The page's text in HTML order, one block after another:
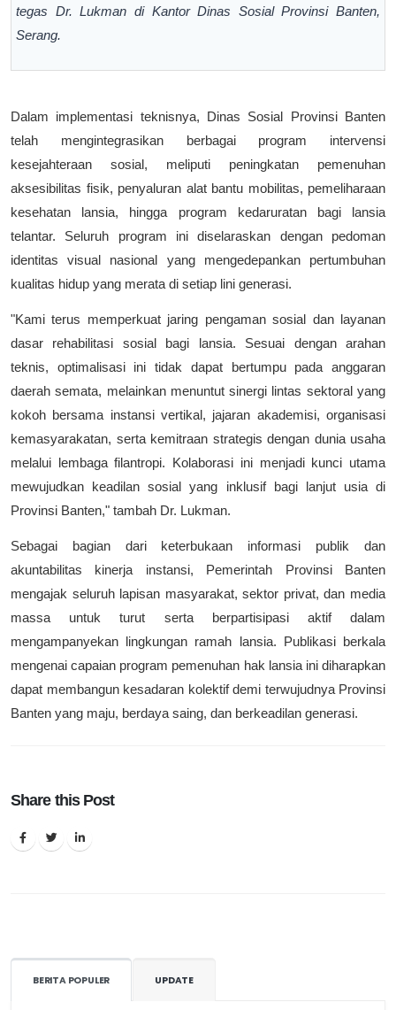
tegas Dr. Lukman di Kantor Dinas Sosial Provinsi Banten,
Serang.
Dalam implementasi teknisnya, Dinas Sosial Provinsi Banten
telah mengintegrasikan berbagai program intervensi
kesejahteraan sosial, meliputi peningkatan pemenuhan
aksesibilitas fisik, penyaluran alat bantu mobilitas, pemeliharaan
kesehatan lansia, hingga program kedaruratan bagi lansia
telantar. Seluruh program ini diselaraskan dengan pedoman
identitas visual nasional yang mengedepankan pertumbuhan
kualitas hidup yang merata di setiap lini generasi.
"Kami terus memperkuat jaring pengaman sosial dan layanan
dasar rehabilitasi sosial bagi lansia. Sesuai dengan arahan
teknis, optimalisasi ini tidak dapat bertumpu pada anggaran
daerah semata, melainkan menuntut sinergi lintas sektoral yang
kokoh bersama instansi vertikal, jajaran akademisi, organisasi
kemasyarakatan, serta kemitraan strategis dengan dunia usaha
melalui lembaga filantropi. Kolaborasi ini menjadi kunci utama
mewujudkan keadilan sosial yang inklusif bagi lanjut usia di
Provinsi Banten," tambah Dr. Lukman.
Sebagai bagian dari keterbukaan informasi publik dan
akuntabilitas kinerja instansi, Pemerintah Provinsi Banten
mengajak seluruh lapisan masyarakat, sektor privat, dan media
massa untuk turut serta berpartisipasi aktif dalam
mengampanyekan lingkungan ramah lansia. Publikasi berkala
mengenai capaian program pemenuhan hak lansia ini diharapkan
dapat membangun kesadaran kolektif demi terwujudnya Provinsi
Banten yang maju, berdaya saing, dan berkeadilan generasi.
Share this Post
BERITA POPULER UPDATE